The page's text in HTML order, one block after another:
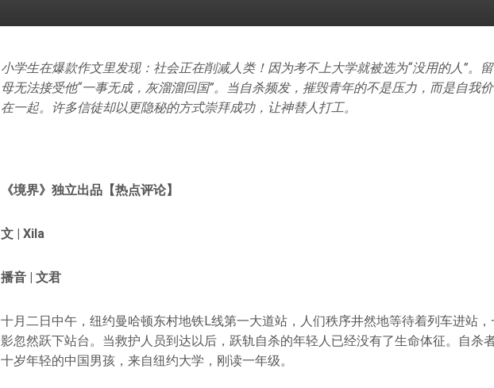
小学生在爆款作文里发现：社会正在削减人类！因为考不上大学就被选为“没用的人”。
母无法接受他“一事无成，灰溜溜回国”。当自杀频发，摧毁青年的不是压力，而是自我
在一起。许多信徒却以更隐秘的方式崇拜成功，让神替人打工。
《境界》 独立出品 【热点评论】
文 | Xila
播音 | 文君
十月二日中午，纽约曼哈顿东村地铁L线第一大道站，人们秩序井然地等待着列车进站
影忽然跃下站台。当救护人员到达以后，跃轨自杀的年轻人已经没有了生命体征。自杀
十岁年轻的中国男孩，来自纽约大学，刚读一年级。